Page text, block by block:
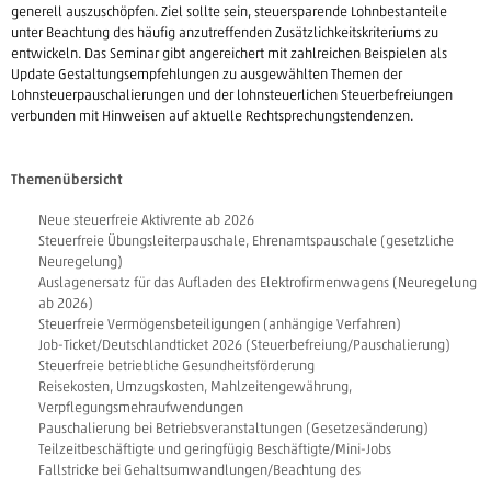
generell auszuschöpfen. Ziel sollte sein, steuersparende Lohnbestanteile
unter Beachtung des häufig anzutreffenden Zusätzlichkeitskriteriums zu
entwickeln. Das Seminar gibt angereichert mit zahlreichen Beispielen als
Update Gestaltungsempfehlungen zu ausgewählten Themen der
Lohnsteuerpauschalierungen und der lohnsteuerlichen Steuerbefreiungen
verbunden mit Hinweisen auf aktuelle Rechtsprechungstendenzen.
Themenübersicht
Neue steuerfreie Aktivrente ab 2026
Steuerfreie Übungsleiterpauschale, Ehrenamtspauschale (gesetzliche
Neuregelung)
Auslagenersatz für das Aufladen des Elektrofirmenwagens (Neuregelung
ab 2026)
Steuerfreie Vermögensbeteiligungen (anhängige Verfahren)
Job-Ticket/Deutschlandticket 2026 (Steuerbefreiung/Pauschalierung)
Steuerfreie betriebliche Gesundheitsförderung
Reisekosten, Umzugskosten, Mahlzeitengewährung,
Verpflegungsmehraufwendungen
Pauschalierung bei Betriebsveranstaltungen (Gesetzesänderung)
Teilzeitbeschäftigte und geringfügig Beschäftigte/Mini-Jobs
Fallstricke bei Gehaltsumwandlungen/Beachtung des